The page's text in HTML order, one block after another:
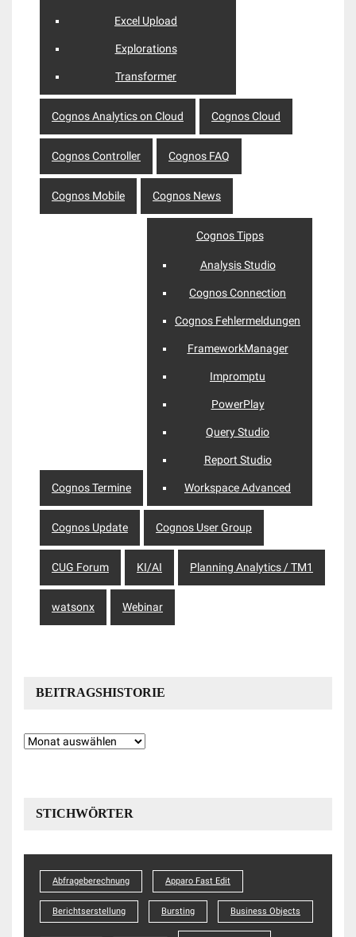
Excel Upload
Explorations
Transformer
Cognos Analytics on Cloud Cognos Cloud
Cognos Controller Cognos FAQ
Cognos Mobile Cognos News
Cognos Termine
Cognos Tipps
Analysis Studio
Cognos Connection
Cognos Fehlermeldungen
FrameworkManager
Impromptu
PowerPlay
Query Studio
Report Studio
Workspace Advanced
Cognos Update Cognos User Group
CUG Forum KI/AI Planning Analytics / TM1
watsonx Webinar
BEITRAGSHISTORIE
Beitragshistorie
STICHWÖRTER
Abfrageberechnung Apparo Fast Edit
Berichtserstellung Bursting Business Objects